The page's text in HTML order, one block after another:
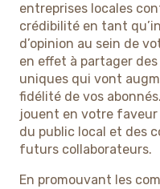
entreprises locales
crédibilité en tant
d’opinion au sein de
en effet à partager
uniques qui vont
fidélité de vos
jouent en votre
du public local et des
futurs collaborateurs.
En promouvant les